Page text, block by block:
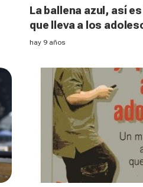
La ballena azul, así
que lleva a los
hay 9 años